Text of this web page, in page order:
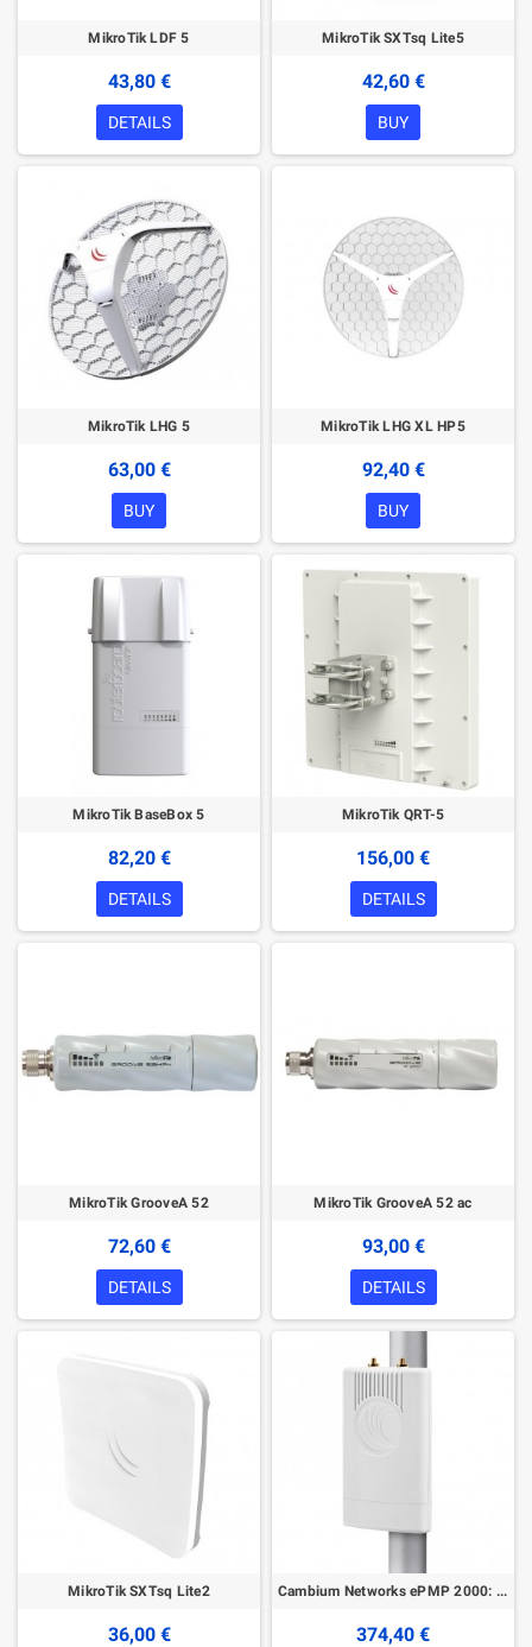
MikroTik LDF 5
43,80 €
DETAILS
MikroTik SXTsq Lite5
42,60 €
BUY
MikroTik LHG 5
63,00 €
BUY
MikroTik LHG XL HP5
92,40 €
BUY
MikroTik BaseBox 5
82,20 €
DETAILS
MikroTik QRT-5
156,00 €
DETAILS
MikroTik GrooveA 52
72,60 €
DETAILS
MikroTik GrooveA 52 ac
93,00 €
DETAILS
MikroTik SXTsq Lite2
36,00 €
Cambium Networks ePMP 2000: 5 GHz AP Lite with Intelligent Filtering and Sync
374,40 €